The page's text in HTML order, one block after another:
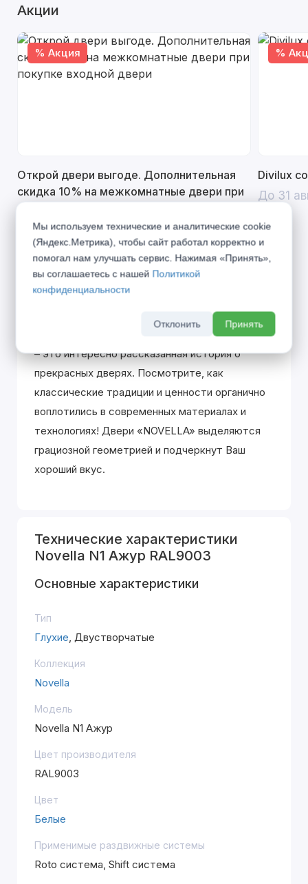
Акции
% Акция
Открой двери выгоде. Дополнительная
скидка 10% на межкомнатные двери при
покупке входной двери
До 31 августа 2026 г
%
Divilux
До 31
Описание
Как и итальянский жанр, коллекция «NOVELLA»
– это интересно рассказанная история о
прекрасных дверях. Посмотрите, как
классические традиции и ценности органично
воплотились в современных материалах и
технологиях! Двери «NOVELLA» выделяютcя
грациозной геометрией и подчеркнут Ваш
хороший вкус.
Технические характеристики
Novella N1 Ажур RAL9003
Основные характеристики
Тип
Глухие, Двустворчатые
Коллекция
Novella
Модель
Novella N1 Ажур
Цвет производителя
RAL9003
Цвет
Белые
Применимые раздвижные системы
Roto система, Shift система
Мы используем технические и аналитические cookie
(Яндекс.Метрика), чтобы сайт работал корректно и
помогал нам улучшать сервис. Нажимая «Принять»,
вы соглашаетесь с нашей Политикой
конфиденциальности
Отклонить Принять